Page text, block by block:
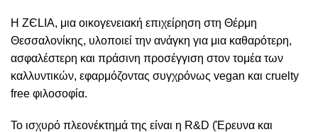
Η ZЄLIA, μια οικογενειακή επιχείρηση στη Θέρμη
Θεσσαλονίκης, υλοποιεί την ανάγκη για μια καθαρότερη,
ασφαλέστερη και πράσινη προσέγγιση στον τομέα των
καλλυντικών, εφαρμόζοντας συγχρόνως vegan και cruelty
free φιλοσοφία.
Το ισχυρό πλεονέκτημά της είναι η R&D (Έρευνα και